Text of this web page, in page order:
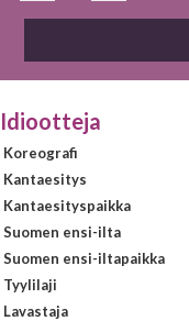
Idiootteja
Koreografi
Kantaesitys
Kantaesityspaikka
Suomen ensi-ilta
Suomen ensi-iltapaikka
Tyylilaji
Lavastaja